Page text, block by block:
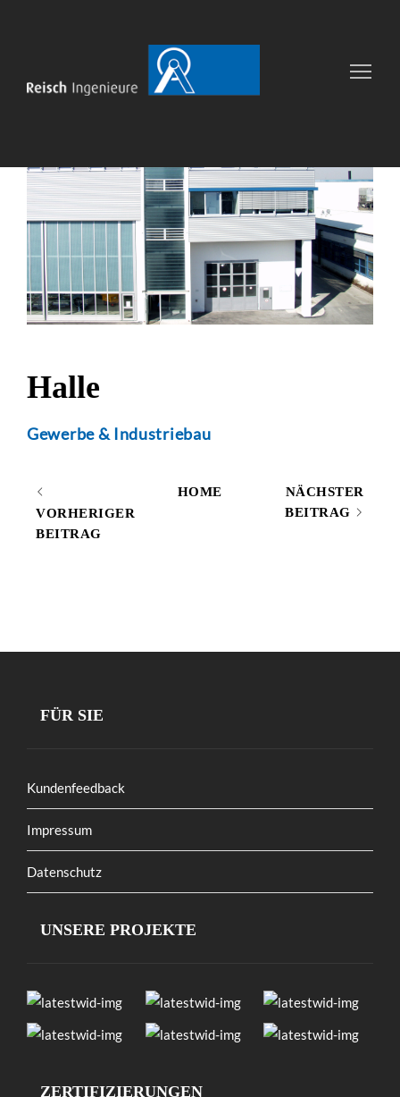
Halle
Gewerbe & Industriebau
VORHERIGER
BEITRAG
HOME
NÄCHSTER
BEITRAG
FÜR SIE
Kundenfeedback
Impressum
Datenschutz
UNSERE PROJEKTE
ZERTIFIZIERUNGEN